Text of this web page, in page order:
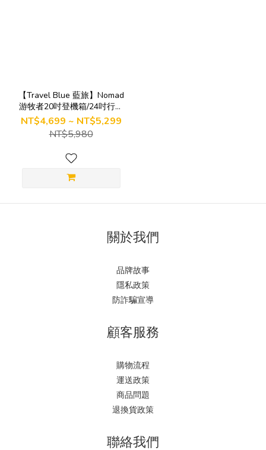
【Travel Blue 藍旅】Nomad
游牧者20吋登機箱/24吋行李
箱-黑/粉
NT$4,699 ~ NT$5,299
NT$5,980
關於我們
品牌故事
隱私政策
防詐騙宣導
顧客服務
購物流程
運送政策
商品問題
退換貨政策
聯絡我們